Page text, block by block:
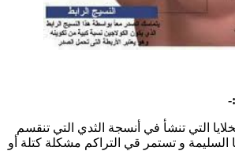
التي تنشأ في أنسجة الثدي التي تنقسم
و تستمر قي التراكم مشكلة كتلة أو